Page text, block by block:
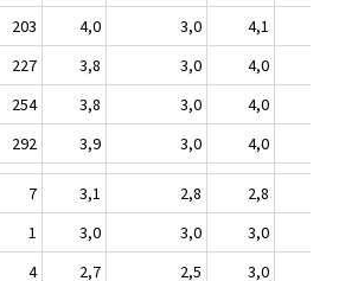
203 4,0 3,0
4,1
227 3,8 3,0
4,0
254 3,8 3,0
4,0
292 3,9 3,0 4,0
7 3,1 2,8
2,8
1 3,0 3,0
3,0
4 2,7 2,5
3,0